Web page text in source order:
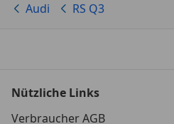
Audi RS Q3
Nützliche Links
Verbraucher AGB